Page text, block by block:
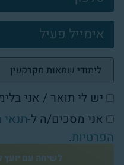
יש לי תואר / אני
אני מסכים/ה ל-
הפרטיות.
לשיחה עם יועץ